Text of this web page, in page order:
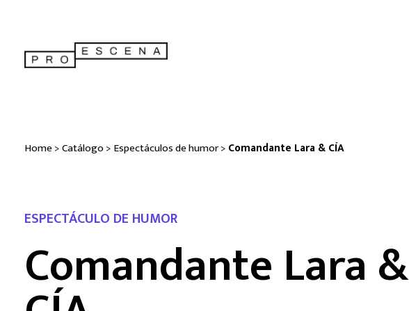
Home>Catálogo > Espectáculos de humor> Comandante Lara & CÍA
ESPECTÁCULO DE HUMOR
Comandante Lara &